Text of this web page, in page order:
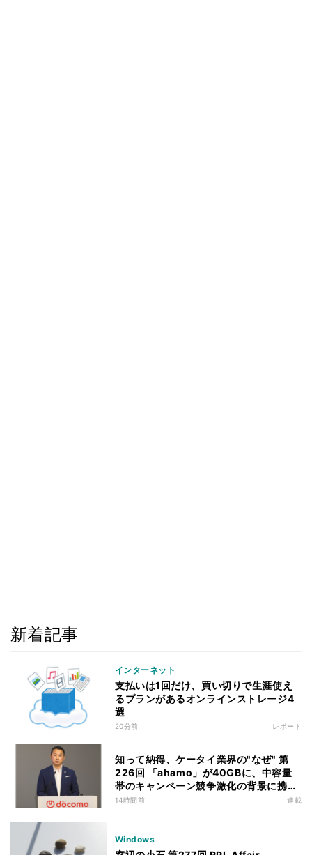
新着記事
インターネット
支払いは1回だけ、買い切りで生涯使え
るプランがあるオンラインストレージ4
選
20分前 レポート
知って納得、ケータイ業界の"なぜ" 第
226回 「ahamo」が40GBに、中容量
帯のキャンペーン競争激化の背景に携帯
各社の“迷い”あり
14時間前 連載
Windows